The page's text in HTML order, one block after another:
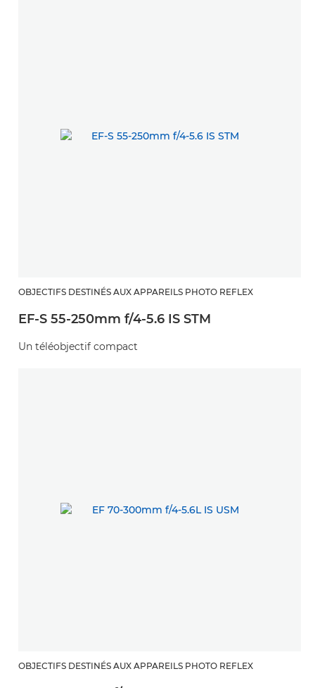
OBJECTIFS DESTINÉS AUX APPAREILS PHOTO REFLEX
EF-S 55-250mm f/4-5.6 IS STM
Un téléobjectif compact
OBJECTIFS DESTINÉS AUX APPAREILS PHOTO REFLEX